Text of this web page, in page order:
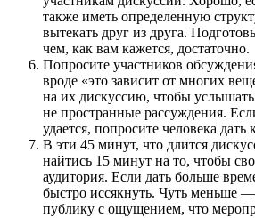
также иметь определенную
вытекать друг из друга.
чем, как вам кажется, достаточно.
Попросите участников
вроде «это зависит от многих
на их дискуссию, чтобы
не пространные рассуждения.
удается, попросите человека
В эти 45 минут, что длится
найтись 15 минут на то, чтобы
аудитория. Если дать больше
быстро иссякнуть. Чуть меньше
публику с ощущением, что